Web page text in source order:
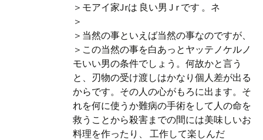
＞モアイ家Jrは 良い男 J r です 。ネ
＞
＞当然の事といえば当然の事なのですが、
＞この当然の事を白あっとヤッテノケルノ
モいい男の条件でしょう。何故かと言う
と、刃物の受け渡しはかなり個人差が出る
からです。その人の心がもろに出ます。そ
れを何に使うか難病の手術をして人の命を
救うことから殺害までの間には美味しいお
料理を作ったり、 工作して楽しんだ